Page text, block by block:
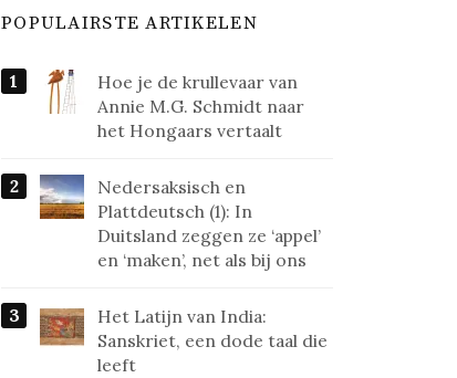
POPULAIRSTE ARTIKELEN
Hoe je de krullevaar van
Annie M.G. Schmidt naar
het Hongaars vertaalt
Nedersaksisch en
Plattdeutsch (1): In
Duitsland zeggen ze ‘appel’
en ‘maken’, net als bij ons
Het Latijn van India:
Sanskriet, een dode taal die
leeft